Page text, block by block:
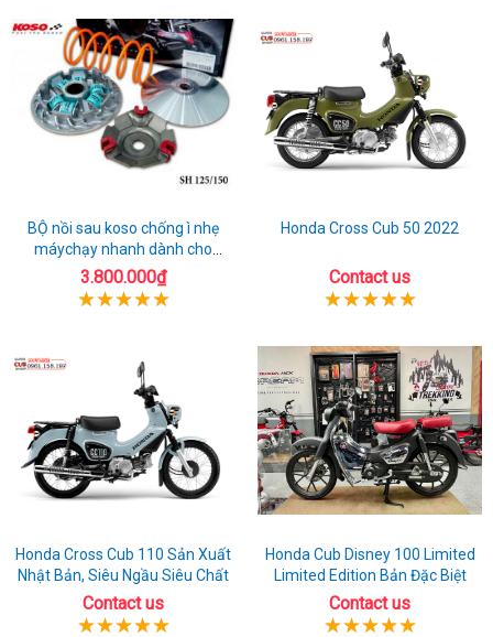
BỘ nồi sau koso chống ì nhẹ
máychạy nhanh dành cho
honda Sh 150
3.800.000₫
Honda Cross Cub 50 2022
Contact us
Honda Cross Cub 110 Sản Xuất
Nhật Bản, Siêu Ngầu Siêu Chất
Contact us
Honda Cub Disney 100 Limited
Limited Edition Bản Đặc Biệt
Contact us